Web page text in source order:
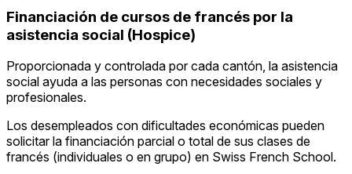
Financiación de cursos de francés por la
asistencia social (Hospice)
Proporcionada y controlada por cada cantón, la asistencia
social ayuda a las personas con necesidades sociales y
profesionales.
Los desempleados con dificultades económicas pueden
solicitar la financiación parcial o total de sus clases de
francés (individuales o en grupo) en Swiss French School.